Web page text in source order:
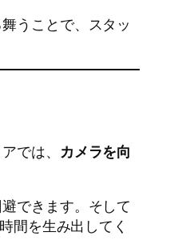
うことで、スタッ
では、 カメラを向
できます。そして
間を生み出してく